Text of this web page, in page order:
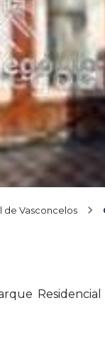
de Vasconcelos